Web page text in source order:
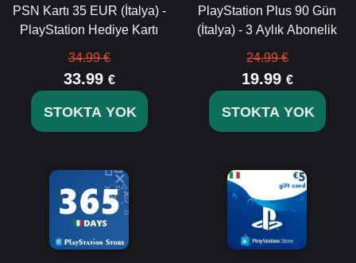
PSN Kartı 35 EUR (İtalya) -
PlayStation Hediye Kartı
34.99 €
33.99 €
STOKTA YOK
PlayStation Plus 90 Gün
(İtalya) - 3 Aylık Abonelik
24.99 €
19.99 €
STOKTA YOK